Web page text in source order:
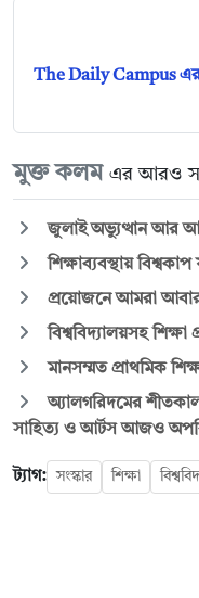
The Daily Campus
মুক্ত কলম এর আরও
জুলাই অভ্যুত্থান আর
শিক্ষাব্যবস্থায়
প্রয়োজনে আমরা
বিশ্ববিদ্যালয়সহ
মানসম্মত প্রাথমিক
অ্যালগরিদমের
সাহিত্য ও আর্টস আজও
ট্যাগ: সংস্কার শিক্ষা